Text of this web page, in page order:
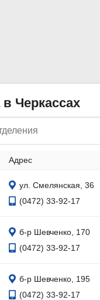
Черкассах
Адрес
ул. Смелянская, 36
(0472) 33-92-17
б-р Шевченко, 170
(0472) 33-92-17
б-р Шевченко, 195
(0472) 33-92-17